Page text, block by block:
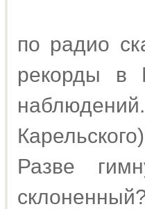
по радио
рекорды в
Разве